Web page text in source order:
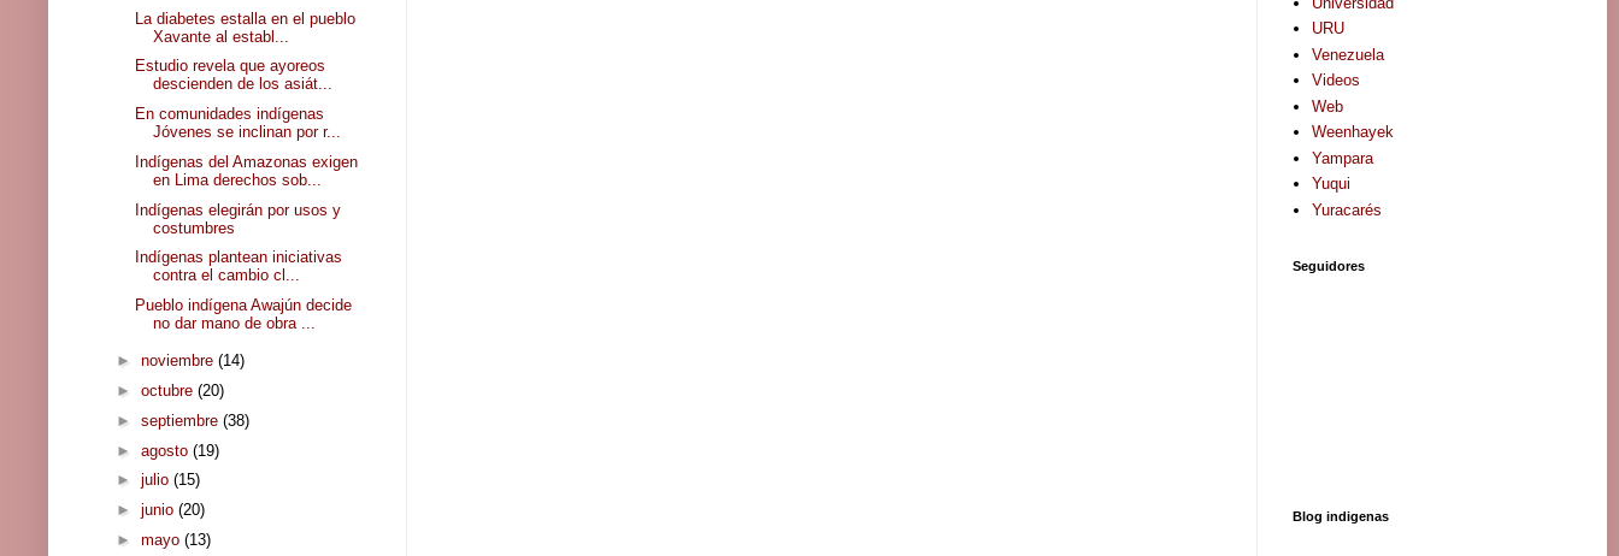
La diabetes estalla en el pueblo
Xavante al establ...
Estudio revela que ayoreos
descienden de los asiát...
En comunidades indígenas
Jóvenes se inclinan por r...
Indígenas del Amazonas exigen
en Lima derechos sob...
Indígenas elegirán por usos y
costumbres
Indígenas plantean iniciativas
contra el cambio cl...
Pueblo indígena Awajún decide
no dar mano de obra ...
► noviembre (14)
► octubre (20)
► septiembre (38)
► agosto (19)
► julio (15)
► junio (20)
► mayo (13)
URU
Venezuela
Videos
Web
Weenhayek
Yampara
Yuqui
Yuracarés
Seguidores
Blog indigenas